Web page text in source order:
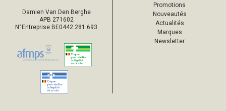
Damien Van Den Berghe
APB 271602
N°Entreprise BE0442.281.693
Promotions
Nouveautés
Actualités
Marques
Newsletter